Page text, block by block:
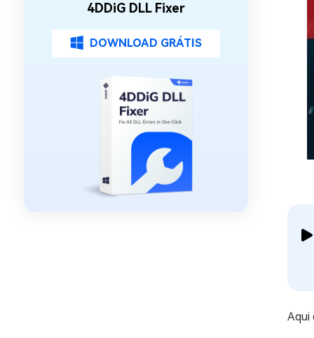
4DDiG DLL Fixer
DOWNLOAD GRÁTIS
Aqui